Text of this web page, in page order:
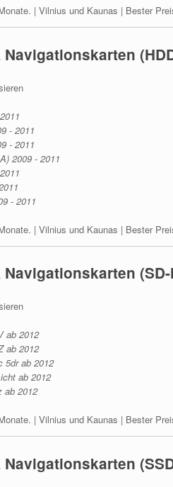
| Vilnius und Kaunas | Bester
Navigationskarten
- 2011
- 2011
2009 - 2011
- 2011
| Vilnius und Kaunas | Bester
Navigationskarten
ab 2012
ab 2012
5dr ab 2012
ab 2012
ab 2012
| Vilnius und Kaunas | Bester
Navigationskarten